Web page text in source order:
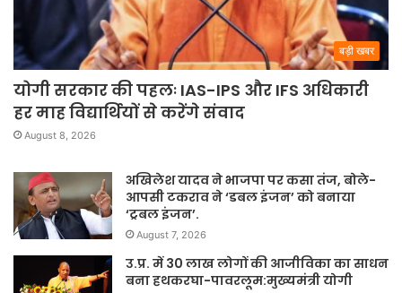
बड़ी खबर
योगी सरकार की पहलः IAS-IPS और IFS अधिकारी
हर माह विद्यार्थियों से करेंगे संवाद
August 8, 2026
अखिलेश यादव ने भाजपा पर कसा तंज, बोले-
आपसी टकराव ने ‘डबल इंजन’ को बनाया
‘ट्रबल इंजन’.
August 7, 2026
उ.प्र. में 30 लाख लोगों की आजीविका का साधन
बना हथकरघा-पावरलूम:मुख्यमंत्री योगी